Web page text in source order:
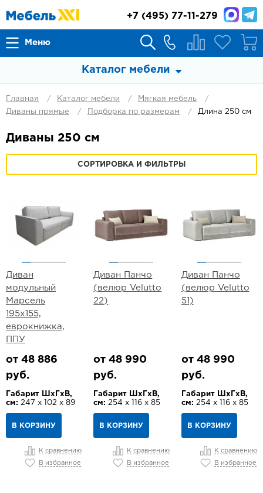
Меню
+7 (495) 77-11-279
Каталог мебели
Главная Каталог мебели
Мягкая мебель
Диваны прямые
Подборка по размерам Длина 250 см
Диваны 250 см
СОРТИРОВКА И ФИЛЬТРЫ
Диван
модульный
Марсель
195х155,
еврокнижка,
ППУ
от 48 886
руб.
Габарит ШхГхВ,
см: 247 х 102 х 89
В КОРЗИНУ
К сравнению
В избранное
Диван Панчо
(велюр Velutto
22)
от 48 990
руб.
Габарит ШхГхВ,
см: 254 х 116 х 85
В КОРЗИНУ
К сравнению
В избранное
Диван Панчо
(велюр Velutto
51)
от 48 990
руб.
Габарит ШхГхВ,
см: 254 х 116 х 85
В КОРЗИНУ
К сравнению
В избранное